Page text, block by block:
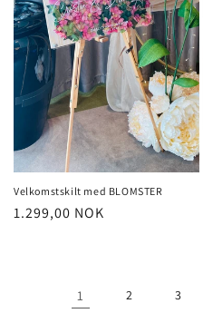
Velkomstskilt med BLOMSTER
Vanlig
1.299,00 NOK
1 2 3